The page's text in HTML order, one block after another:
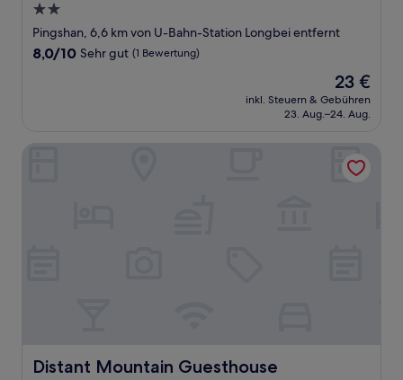
2.0-
Sterne-
Unterkunft
Pingshan, 6,6 km von U-Bahn-Station Longbei entfernt
8.0
Bewertung)
8,0/10 Sehr gut (1 Bewertung)
Der
Preis
beträgt
23 €
inkl. Steuern & Gebühren
23. Aug.–24. Aug.
Distant Mountain Guesthouse
Distant Mountain Guesthouse